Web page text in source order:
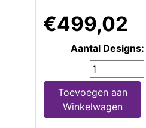
€499,02
Aantal Designs:
Toevoegen aan
Winkelwagen